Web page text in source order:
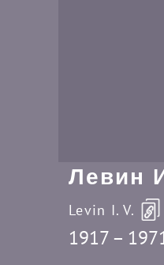
Левин
Levin I. V.
1917 –